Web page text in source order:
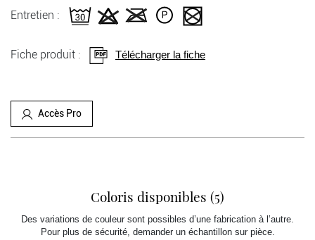
Entretien :
Fiche produit : Télécharger la fiche
Accès Pro
Coloris disponibles (5)
Des variations de couleur sont possibles d’une fabrication à l’autre.
Pour plus de sécurité, demander un échantillon sur pièce.